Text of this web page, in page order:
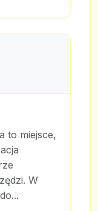
to miejsce,
W